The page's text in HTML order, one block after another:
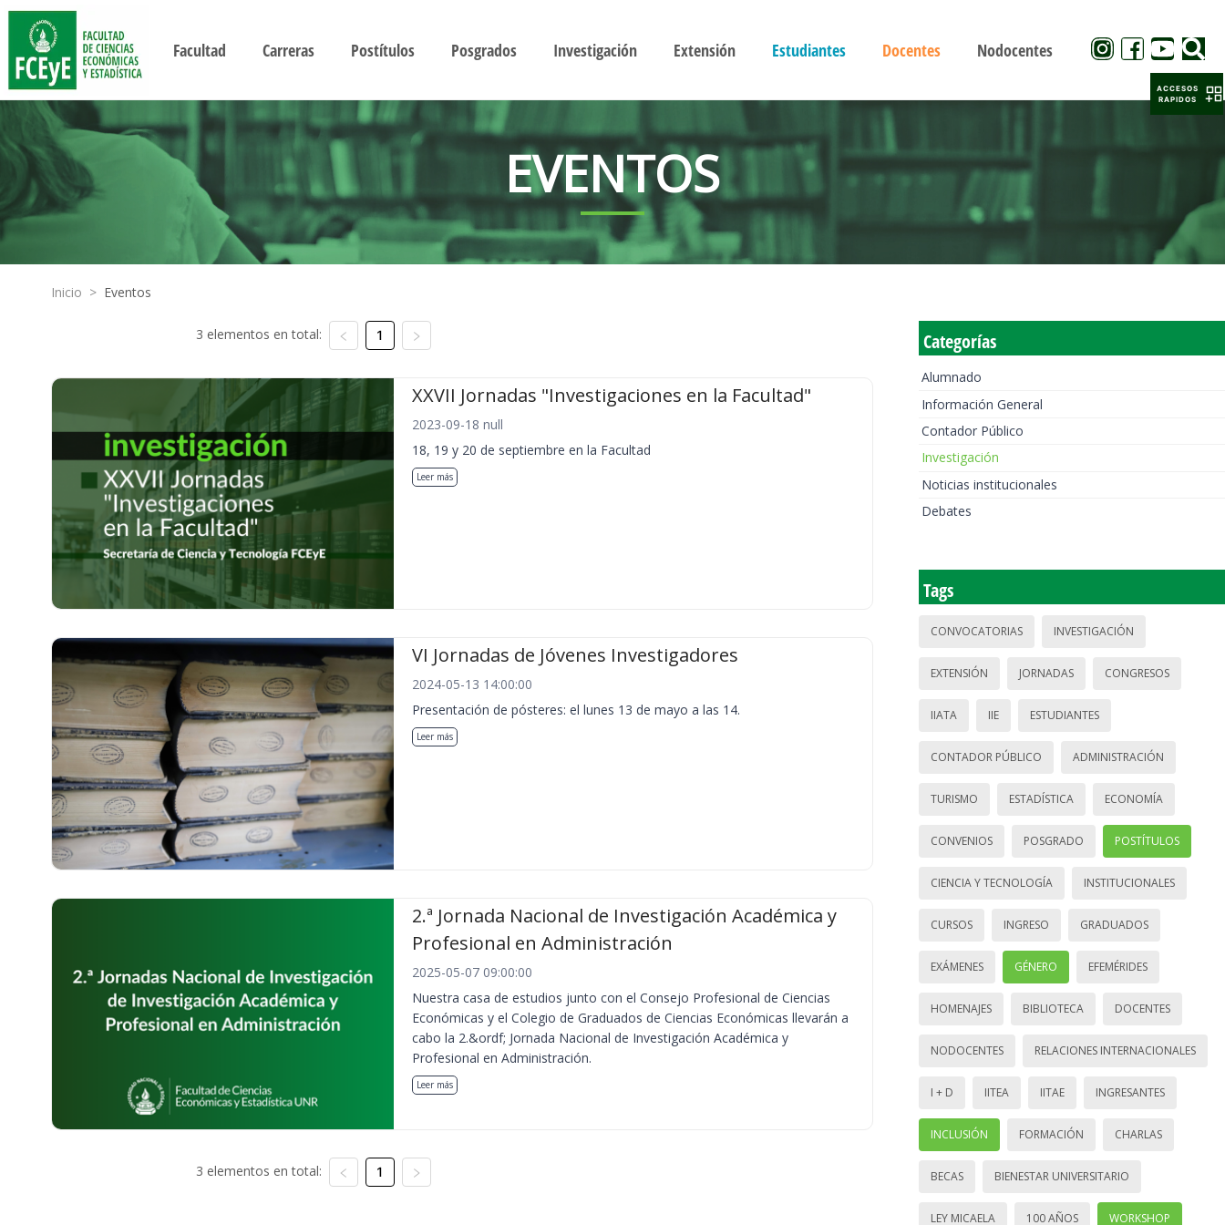
Facultad Carreras Postítulos Posgrados Investigación Extensión Estudiantes Docentes Nodocentes
EVENTOS
Inicio > Eventos
3 elementos en total: 1
XXVII Jornadas "Investigaciones en la Facultad"
2023-09-18 null
18, 19 y 20 de septiembre en la Facultad
Leer más
VI Jornadas de Jóvenes Investigadores
2024-05-13 14:00:00
Presentación de pósteres: el lunes 13 de mayo a las 14.
Leer más
2.ª Jornada Nacional de Investigación Académica y
Profesional en Administración
2025-05-07 09:00:00
Nuestra casa de estudios junto con el Consejo Profesional de Ciencias
Económicas y el Colegio de Graduados de Ciencias Económicas llevarán a
cabo la 2.&ordf; Jornada Nacional de Investigación Académica y
Profesional en Administración.
Leer más
3 elementos en total: 1
Categorías
Alumnado
Información General
Contador Público
Investigación
Noticias institucionales
Debates
Tags
CONVOCATORIAS INVESTIGACIÓN
EXTENSIÓN JORNADAS CONGRESOS
IIATA IIE ESTUDIANTES
CONTADOR PÚBLICO ADMINISTRACIÓN
TURISMO ESTADÍSTICA ECONOMÍA
CONVENIOS POSGRADO POSTÍTULOS
CIENCIA Y TECNOLOGÍA INSTITUCIONALES
CURSOS INGRESO GRADUADOS
EXÁMENES GÉNERO EFEMÉRIDES
HOMENAJES BIBLIOTECA DOCENTES
NODOCENTES RELACIONES INTERNACIONALES
I + D IITEA IITAE INGRESANTES
INCLUSIÓN FORMACIÓN CHARLAS
BECAS BIENESTAR UNIVERSITARIO
LEY MICAELA 100 AÑOS WORKSHOP
ACCESOS
RAPIDOS